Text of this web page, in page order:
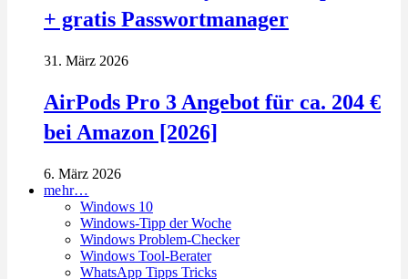
+ gratis Passwortmanager
31. März 2026
AirPods Pro 3 Angebot für ca. 204 €
bei Amazon [2026]
6. März 2026
mehr…
Windows 10
Windows-Tipp der Woche
Windows Problem-Checker
Windows Tool-Berater
WhatsApp Tipps Tricks